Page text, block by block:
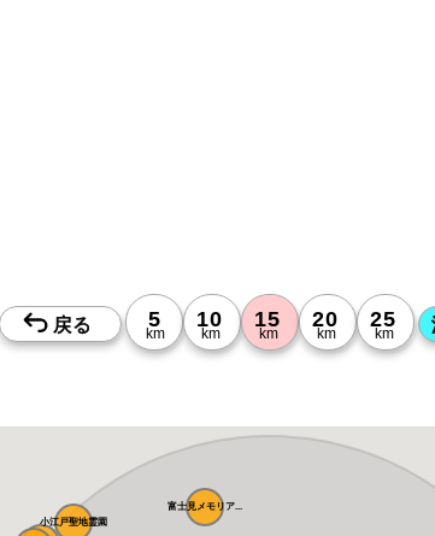
富士見メモリア...
小江戸聖地霊園